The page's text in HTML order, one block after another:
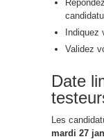
Indiquez
Validez
Date
Les
mardi 27